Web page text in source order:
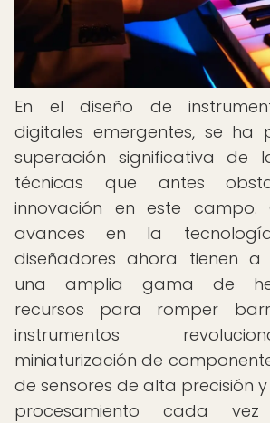
En el diseño de
digitales emergentes, se ha
superación significativa de
técnicas que antes
innovación en este campo.
avances en la
diseñadores ahora tienen a
una amplia gama de
recursos para romper
instrumentos
miniaturización de
de sensores de alta precisión
procesamiento cada